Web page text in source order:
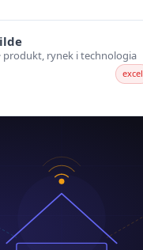
produkt, rynek i technologia
excel